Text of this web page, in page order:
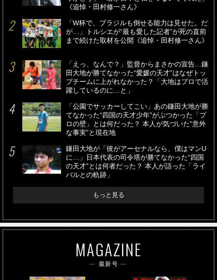
《追悼・田村修一さん》
「W杯で、ブラジルも倒せる能力は見せた。だ
が…」トルシエが“最も愛した記者”が死の直前
まで続けた取材を公開《追悼・田村修一さん》
「えっ、なんで？」監督からまさかの宣告…鎌
田大地が勝てなかった“愛媛の天才”はなぜトッ
プチームに上がれなかった？「大地はプロで活
躍しているのに…と」
「公園でサッカーしてこい」あの鎌田大地が勝
てなかった“四国の天才少年”がぶつかった「プ
ロの壁」とは何だった？ 本人が気づいた“意外
な事実”と現在地
鎌田大地が「彼がアーセナルなら、僕はマンU
に…」日本代表の司令塔が勝てなかった“四国
の天才”とは何者だった？ 本人が語った「ライ
バルとの軌跡」
もっと見る
MAGAZINE
最新号